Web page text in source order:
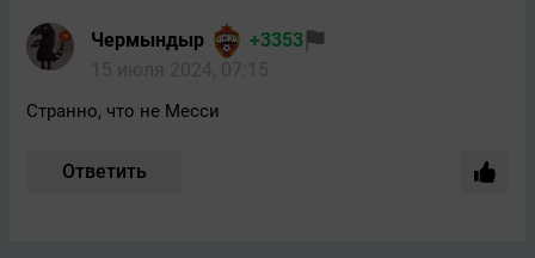
Чермындыр
+3353
Странно, что не Месси
Ответить